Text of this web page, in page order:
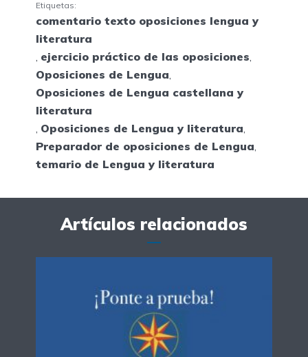
Etiquetas:
comentario texto oposiciones lengua y
literatura
, ejercicio práctico de las oposiciones,
Oposiciones de Lengua,
Oposiciones de Lengua castellana y
literatura
, Oposiciones de Lengua y literatura,
Preparador de oposiciones de Lengua,
temario de Lengua y literatura
Artículos relacionados